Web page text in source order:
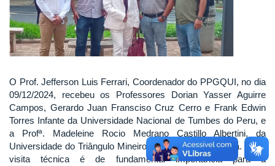
O Prof. Jefferson Luis Ferrari, Coordenador do PPGQUI, no dia
09/12/2024, recebeu os Professores Dorian Yasser Aguirre
Campos, Gerardo Juan Fransciso Cruz Cerro e Frank Edwin
Torres Infante da Universidade Nacional de Tumbes do Peru, e
a Profª. Madeleine Rocio Medrano Castillo Albertini, da
Universidade do Triângulo Mineiro em uma visita técnica. Essa
visita técnica é de fundamental importância para a